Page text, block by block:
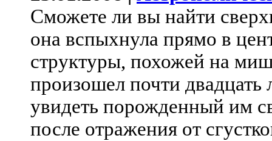
Сможете ли вы найти
она вспыхнула прямо в
структуры, похожей на
произошел почти
увидеть порожденный им
после отражения от